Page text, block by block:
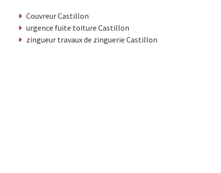
Couvreur Castillon
urgence fuite toiture Castillon
zingueur travaux de zinguerie Castillon